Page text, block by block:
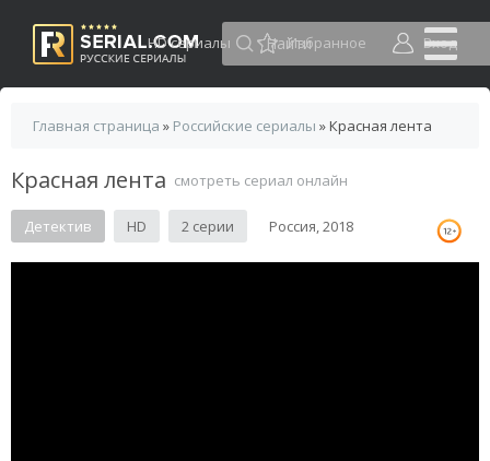
HD сериалы Избранное Вход
Главная страница » Российские сериалы » Красная лента
Красная лента смотреть сериал онлайн
Детектив HD 2 серии Россия, 2018